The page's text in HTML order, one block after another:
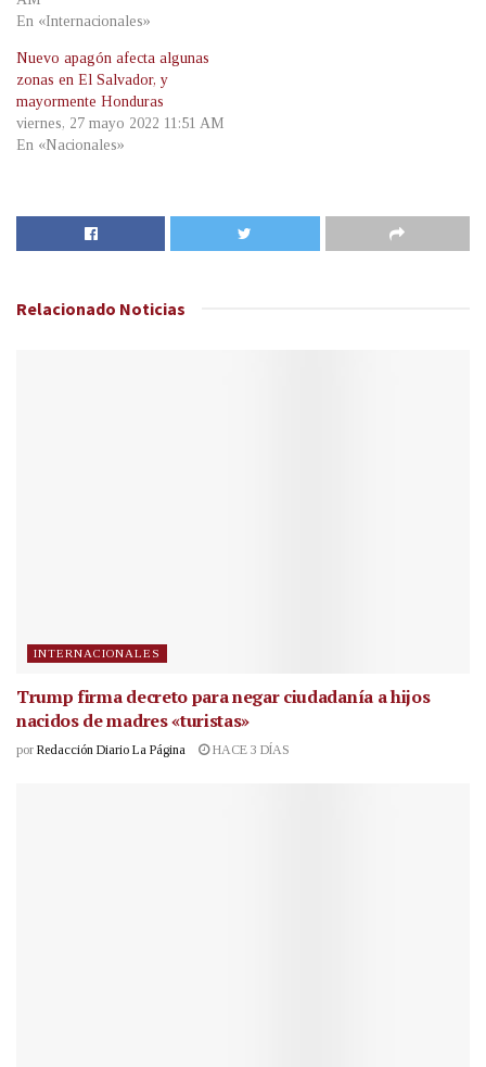
En «Internacionales»
Nuevo apagón afecta algunas
zonas en El Salvador, y
mayormente Honduras
viernes, 27 mayo 2022 11:51 AM
En «Nacionales»
Relacionado Noticias
INTERNACIONALES
Trump firma decreto para negar ciudadanía a hijos
nacidos de madres «turistas»
por Redacción Diario La Página HACE 3 DÍAS